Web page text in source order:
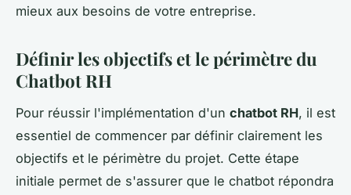
mieux aux besoins de votre entreprise.
Définir les objectifs et le périmètre du
Chatbot RH
Pour réussir l'implémentation d'un chatbot RH, il est
essentiel de commencer par définir clairement les
objectifs et le périmètre du projet. Cette étape
initiale permet de s'assurer que le chatbot répondra